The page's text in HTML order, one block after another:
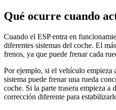
Qué ocurre cuando
Cuando el ESP entra en
diferentes sistemas del coche. El
frenos, ya que puede frenar cada
Por ejemplo, si el vehículo empieza
sistema puede frenar una rueda
coche. Si la parte trasera empieza a
corrección diferente para